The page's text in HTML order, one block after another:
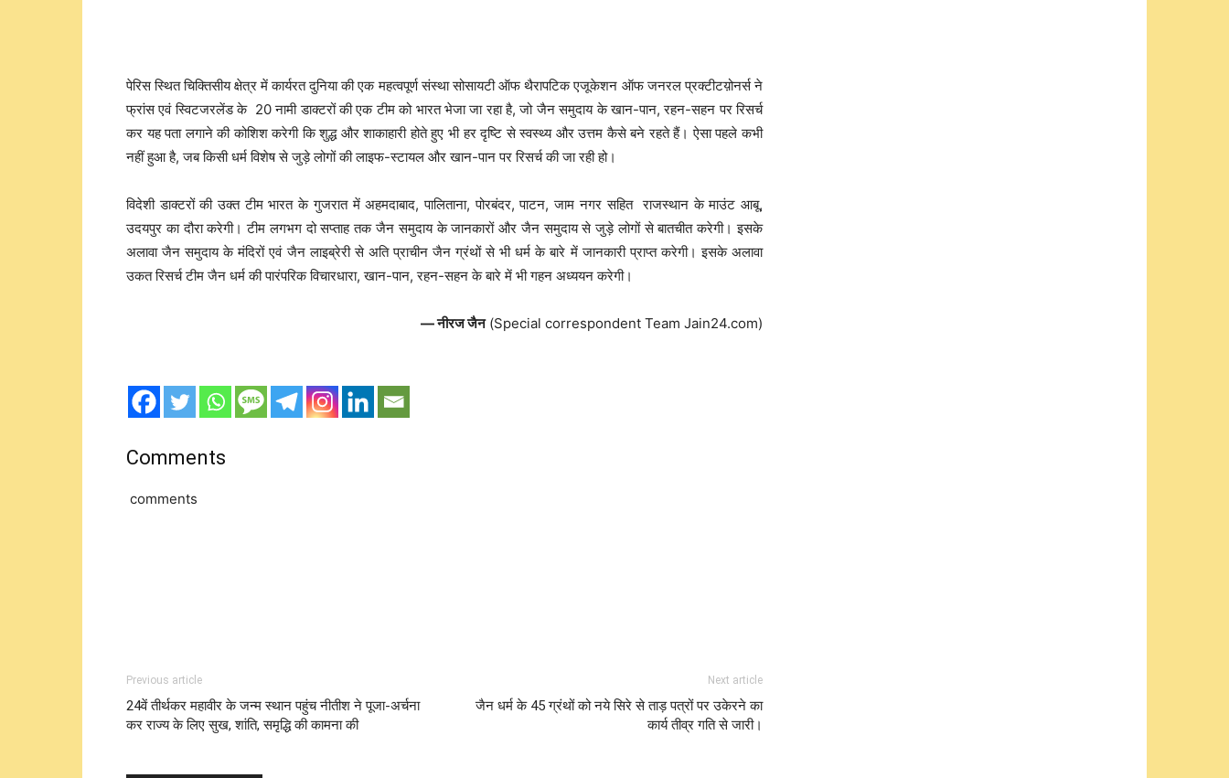
पेरिस स्थित चिक्तिसीय क्षेत्र में कार्यरत दुनिया की एक महत्वपूर्ण संस्था सोसायटी ऑफ थैरापटिक एजूकेशन ऑफ जनरल प्रक्टीटय़ोनर्स ने
फ्रांस एवं स्विटजरलेंड के 20 नामी डाक्टरों की एक टीम को भारत भेजा जा रहा है, जो जैन समुदाय के खान-पान, रहन-सहन पर रिसर्च
कर यह पता लगाने की कोशिश करेगी कि शुद्ध और शाकाहारी होते हुए भी हर दृष्टि से स्वस्थ्य और उत्तम कैसे बने रहते हैं। ऐसा पहले कभी
नहीं हुआ है, जब किसी धर्म विशेष से जुड़े लोगों की लाइफ-स्टायल और खान-पान पर रिसर्च की जा रही हो।
विदेशी डाक्टरों की उक्त टीम भारत के गुजरात में अहमदाबाद, पालिताना, पोरबंदर, पाटन, जाम नगर सहित राजस्थान के माउंट आबू,
उदयपुर का दौरा करेगी। टीम लगभग दो सप्ताह तक जैन समुदाय के जानकारों और जैन समुदाय से जुड़े लोगों से बातचीत करेगी। इसके
अलावा जैन समुदाय के मंदिरों एवं जैन लाइब्रेरी से अति प्राचीन जैन ग्रंथों से भी धर्म के बारे में जानकारी प्राप्त करेगी। इसके अलावा
उकत रिसर्च टीम जैन धर्म की पारंपरिक विचारधारा, खान-पान, रहन-सहन के बारे में भी गहन अध्ययन करेगी।
— नीरज जैन(Special correspondent Team Jain24.com)
Comments
comments
Previous article
24वें तीर्थकर महावीर के जन्म स्थान पहुंच नीतीश ने पूजा-अर्चना
कर राज्य के लिए सुख, शांति, समृद्धि की कामना की
Next article
जैन धर्म के 45 ग्रंथों को नये सिरे से ताड़ पत्रों पर उकेरने का
कार्य तीव्र गति से जारी।